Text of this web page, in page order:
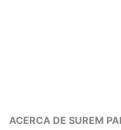
ACERCA DE SUREM